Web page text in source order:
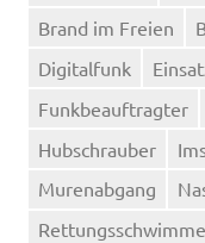
Brand im Freien
Digitalfunk
Funkbeauftragter
Hubschrauber
Murenabgang